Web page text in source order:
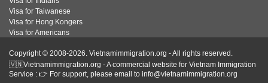
Visa for Taiwanese
Visa for Hong Kongers
Visa for Americans
Copyright © 2008-2026. Vietnamimmigration.org - All rights reserved.
🇻🇳Vietnamimmigration.org - A commercial website for Vietnam Immigration
Service : 👉 For support, please email to info@vietnamimmigration.org